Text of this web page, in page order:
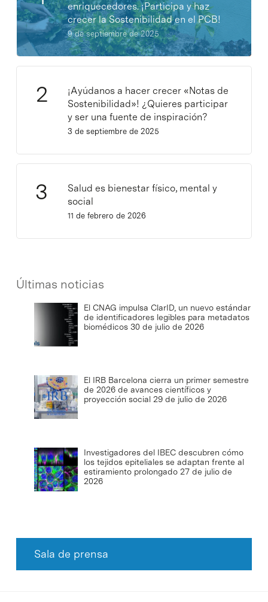
enriquecedores. ¡Participa y haz
crecer la Sostenibilidad en el PCB!
9 de septiembre de 2025
¡Ayúdanos a hacer crecer «Notas de
Sostenibilidad»! ¿Quieres participar
y ser una fuente de inspiración?
3 de septiembre de 2025
Salud es bienestar físico, mental y
social
11 de febrero de 2026
Últimas noticias
El CNAG impulsa ClarID, un nuevo estándar
de identificadores legibles para metadatos
biomédicos 30 de julio de 2026
El IRB Barcelona cierra un primer semestre
de 2026 de avances científicos y
proyección social 29 de julio de 2026
Investigadores del IBEC descubren cómo
los tejidos epiteliales se adaptan frente al
estiramiento prolongado 27 de julio de
2026
Sala de prensa